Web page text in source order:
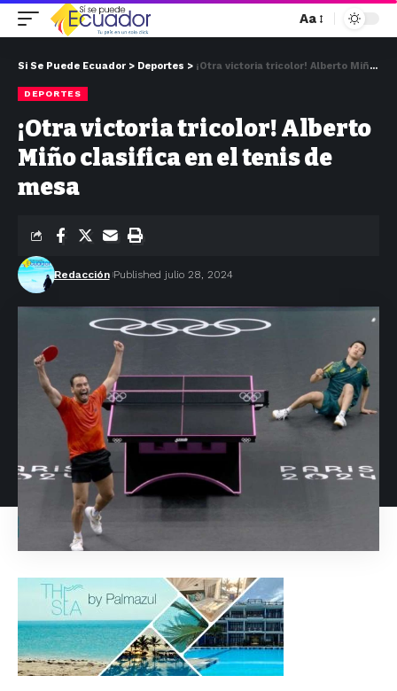
Aa
Si Se Puede Ecuador > Deportes > ¡Otra victoria tricolor! Alberto Miño clasifica en el tenis de mesa
DEPORTES
¡Otra victoria tricolor! Alberto
Miño clasifica en el tenis de
mesa
Redacción Published julio 28, 2024